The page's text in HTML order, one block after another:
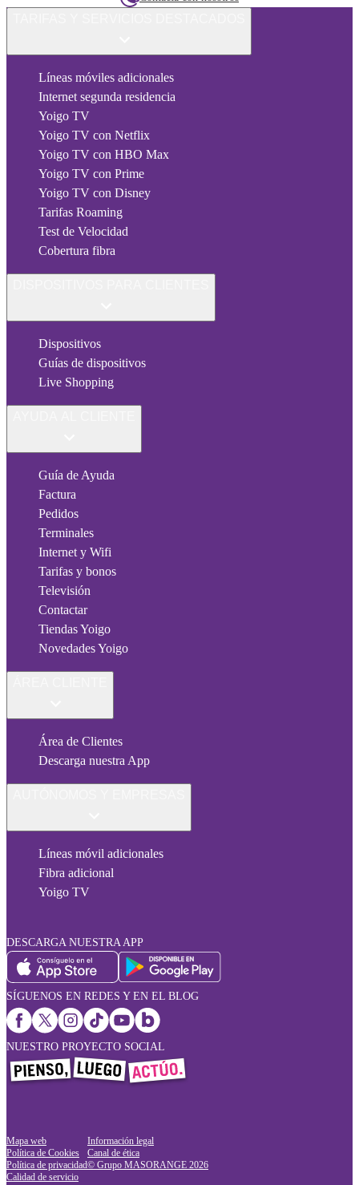
Líneas móviles adicionales
Internet segunda residencia
Yoigo TV
Yoigo TV con Netflix
Yoigo TV con HBO Max
Yoigo TV con Prime
Yoigo TV con Disney
Tarifas Roaming
Test de Velocidad
Cobertura fibra
Dispositivos
Guías de dispositivos
Live Shopping
Guía de Ayuda
Factura
Pedidos
Terminales
Internet y Wifi
Tarifas y bonos
Televisión
Contactar
Tiendas Yoigo
Novedades Yoigo
Área de Clientes
Descarga nuestra App
Líneas móvil adicionales
Fibra adicional
Yoigo TV
DESCARGA NUESTRA APP
SÍGUENOS EN REDES Y EN EL BLOG
NUESTRO PROYECTO SOCIAL
Mapa web
Política de Cookies
Política de privacidad
Calidad de servicio
Información legal
Canal de ética
© Grupo MASORANGE 2026